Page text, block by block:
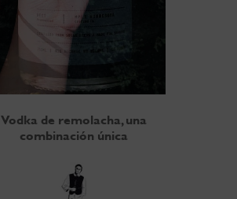
Vodka de remolacha, una
combinación única